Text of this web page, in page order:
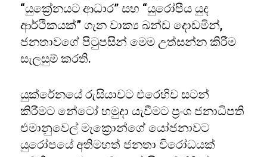
“යුක්‍රේනයට ආධාර” සහ “යුරෝපීය යුද
ආර්ථිකයක්” ගැන වාක්‍ය ඛන්ඩ දොඩමින්,
ජනතාවගේ පිටුපසින් මෙම උත්සන්න කිරීම
සැලසුම් කරති.
යුක්රේනයේ රුසියාවට එරෙහිව සටන්
කිරීමට නේටෝ හමුදා යැවීමට ප්‍රංශ ජනාධිපති
එමානුවෙල් මැක්‍රොන්ගේ යෝජනාවට
යුරෝපයේ අතිමහත් ජනතා විරෝධයක්